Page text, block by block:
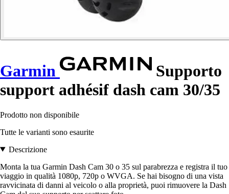
Garmin
Supporto
support adhésif dash cam 30/35
Prodotto non disponibile
Tutte le varianti sono esaurite
Descrizione
Monta la tua Garmin Dash Cam 30 o 35 sul parabrezza e registra il tuo
viaggio in qualità 1080p, 720p o WVGA. Se hai bisogno di una vista
ravvicinata di danni al veicolo o alla proprietà, puoi rimuovere la Dash